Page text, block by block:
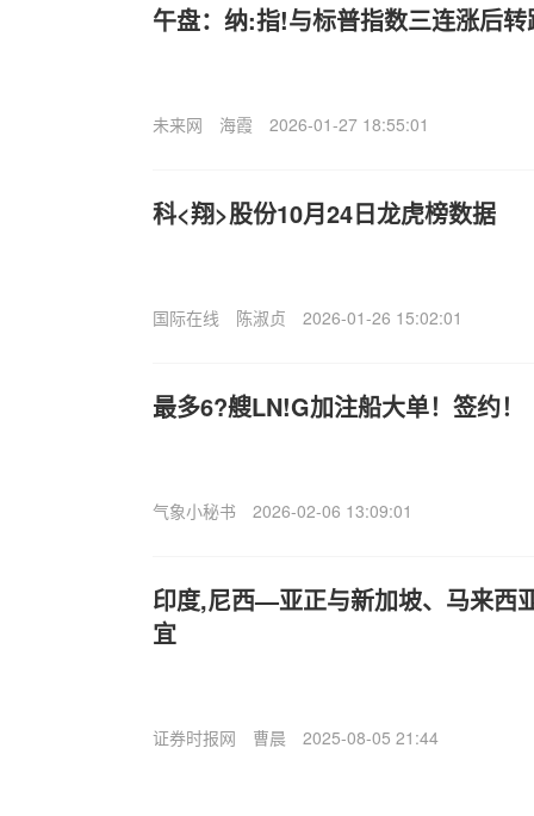
午盘：纳:指!与标普指数三连涨后转
未来网 海霞 2026-01-27 18:55:01
科<翔>股份10月24日龙虎榜数据
国际在线 陈淑贞 2026-01-26 15:02:01
最多6?艘LN!G加注船大单！签约！
气象小秘书 2026-02-06 13:09:01
印度,尼西—亚正与新加坡、马来西
宜
证券时报网 曹晨 2025-08-05 21:44